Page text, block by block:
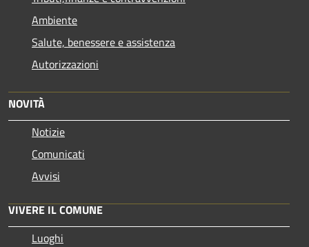
Ambiente
Salute, benessere e assistenza
Autorizzazioni
NOVITÀ
Notizie
Comunicati
Avvisi
VIVERE IL COMUNE
Luoghi